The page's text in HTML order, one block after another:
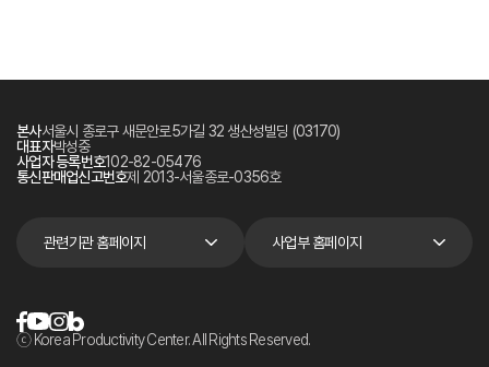
본사서울시 종로구 새문안로5가길 32 생산성빌딩 (03170)
대표자박성중
사업자 등록번호102-82-05476
통신판매업신고번호제 2013-서울종로-0356호
관련기관 홈페이지 사업부 홈페이지
ⓒ Korea Productivity Center. All Rights Reserved.